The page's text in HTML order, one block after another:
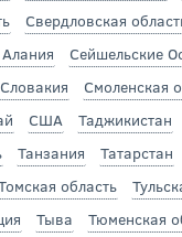
Свердловская
Сейшельские
Словакия
Смоленская
США Таджикистан
Танзания
Татарстан
область
Тыва
Тюменская